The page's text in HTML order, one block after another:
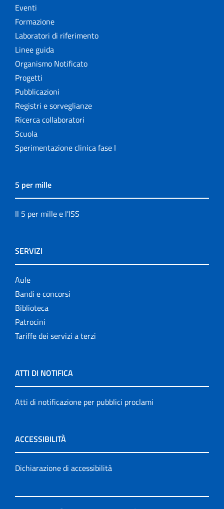
Eventi
Formazione
Laboratori di riferimento
Linee guida
Organismo Notificato
Progetti
Pubblicazioni
Registri e sorveglianze
Ricerca collaboratori
Scuola
Sperimentazione clinica fase I
5 per mille
Il 5 per mille e l'ISS
SERVIZI
Aule
Bandi e concorsi
Biblioteca
Patrocini
Tariffe dei servizi a terzi
ATTI DI NOTIFICA
Atti di notificazione per pubblici proclami
ACCESSIBILITÀ
Dichiarazione di accessibilità